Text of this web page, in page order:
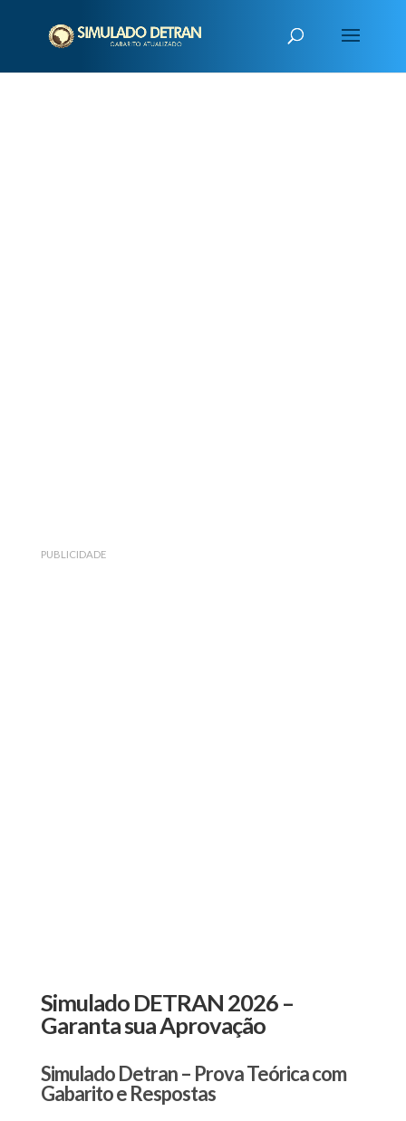
PUBLICIDADE
Simulado DETRAN 2026 –
Garanta sua Aprovação
Simulado Detran – Prova Teórica com
Gabarito e Respostas